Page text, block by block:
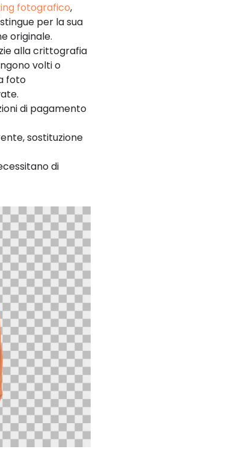
fotografico,
per la sua
originale.
alla crittografia
volti o
foto
di pagamento
sostituzione
di